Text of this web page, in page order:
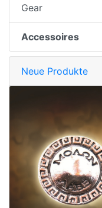
Gear
Accessoires
Neue Produkte